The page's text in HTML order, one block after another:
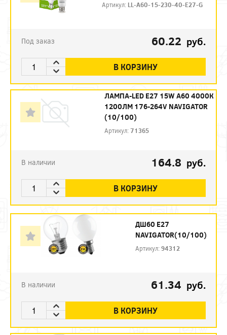
Артикул: LL-A60-15-230-40-E27-G
Под заказ 60.22 руб.
В КОРЗИНУ
ЛАМПА-LED E27 15W A60 4000К
1200ЛМ 176-264V NAVIGATOR
(10/100)
Артикул:71365
В наличии 164.8 руб.
В КОРЗИНУ
ДШ60 Е27
NAVIGATOR(10/100)
Артикул:94312
В наличии 61.34 руб.
В КОРЗИНУ